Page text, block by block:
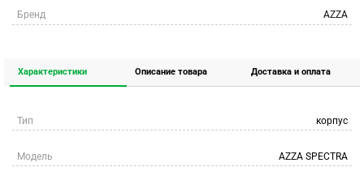
Бренд AZZA
Характеристики Описание товара Доставка и оплата
Тип корпус
Модель AZZA SPECTRA